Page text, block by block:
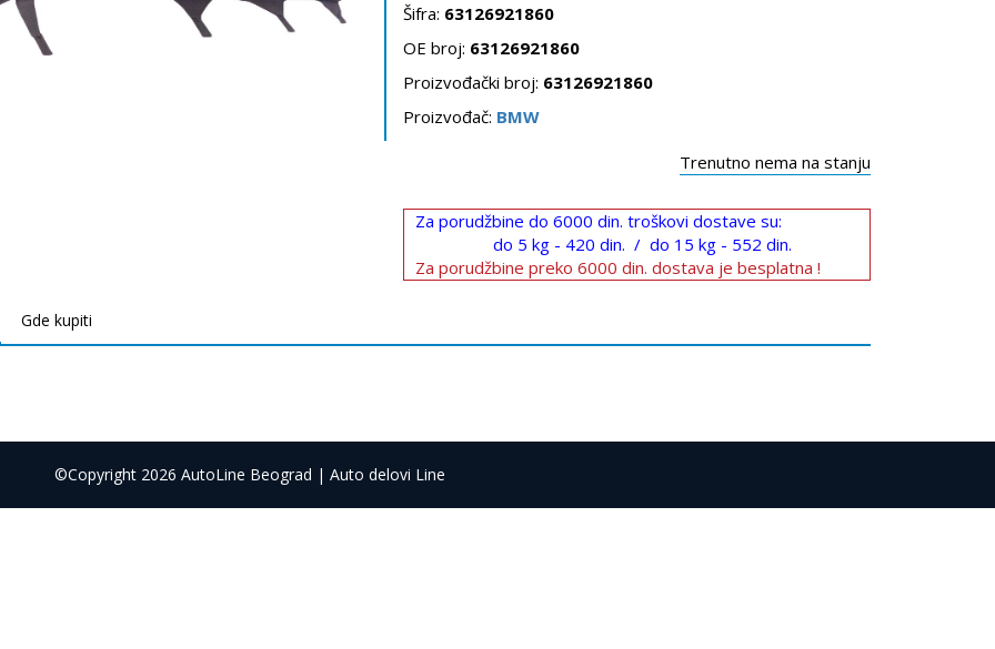
Šifra: 63126921860
OE broj: 63126921860
Proizvođački broj: 63126921860
Proizvođač: BMW
Trenutno nema na stanju
Za porudžbine do 6000 din. troškovi dostave su:
do 5 kg - 420 din. / do 15 kg - 552 din.
Za porudžbine preko 6000 din. dostava je besplatna !
Gde kupiti
©Copyright 2026 AutoLine Beograd | Auto delovi Line